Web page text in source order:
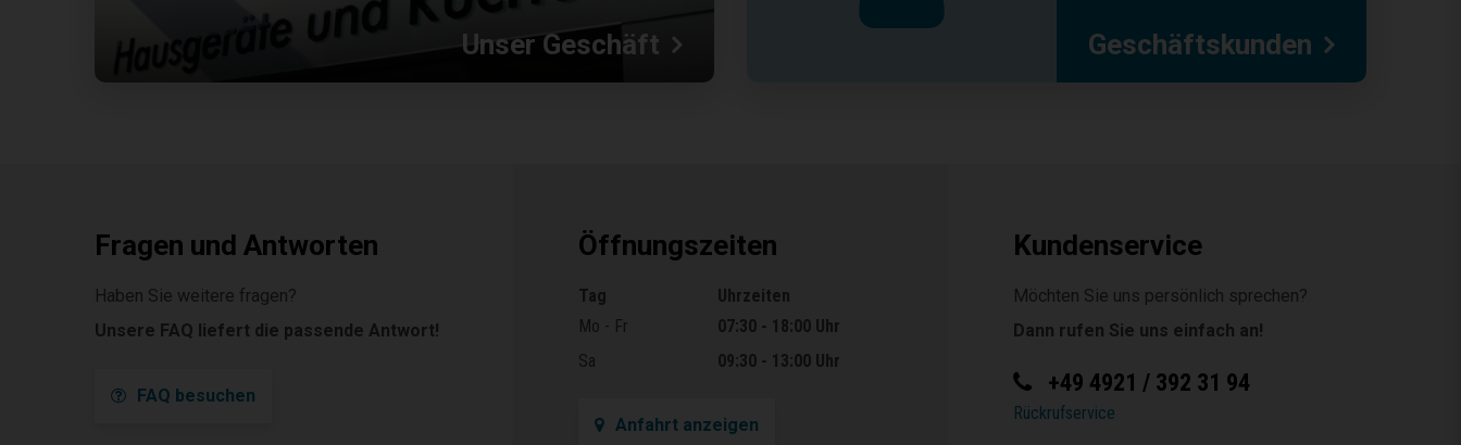
Unser Geschäft Geschäftskunden
Fragen und Antworten
Haben Sie weitere fragen?
Unsere FAQ liefert die passende Antwort!
FAQ besuchen
Öffnungszeiten
Öffnungszeiten
Tag
Uhrzeiten
Mo - Fr
07:30 - 18:00 Uhr
Sa
09:30 - 13:00 Uhr
Anfahrt anzeigen
Kundenservice
Möchten Sie uns persönlich sprechen?
Dann rufen Sie uns einfach an!
+49 4921 / 392 31 94
Rückrufservice